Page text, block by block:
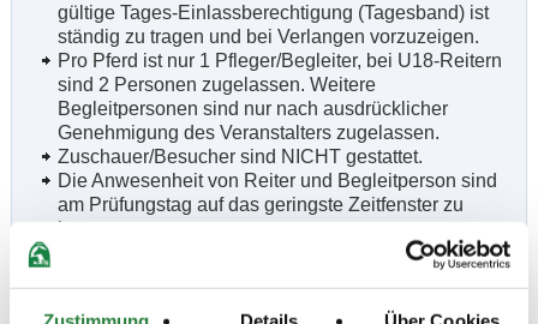
gültige Tages-Einlassberechtigung (Tagesband) ist
ständig zu tragen und bei Verlangen vorzuzeigen.
Pro Pferd ist nur 1 Pfleger/Begleiter, bei U18-Reitern
sind 2 Personen zugelassen. Weitere
Begleitpersonen sind nur nach ausdrücklicher
Genehmigung des Veranstalters zugelassen.
Zuschauer/Besucher sind NICHT gestattet.
Die Anwesenheit von Reiter und Begleitperson sind
am Prüfungstag auf das geringste Zeitfenster zu
begrenzen.
Siegerehrungen finden nicht statt. Ehrenpreise und
Schleifen sind an der Meldestelle abzuholen.